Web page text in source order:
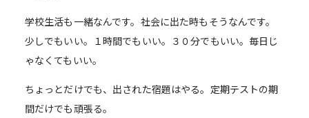
学校生活も一緒なんです。社会に出た時もそうなんです。
少しでもいい。１時間でもいい。３０分でもいい。毎日じ
ゃなくてもいい。
ちょっとだけでも、出された宿題はやる。定期テストの期
間だけでも頑張る。